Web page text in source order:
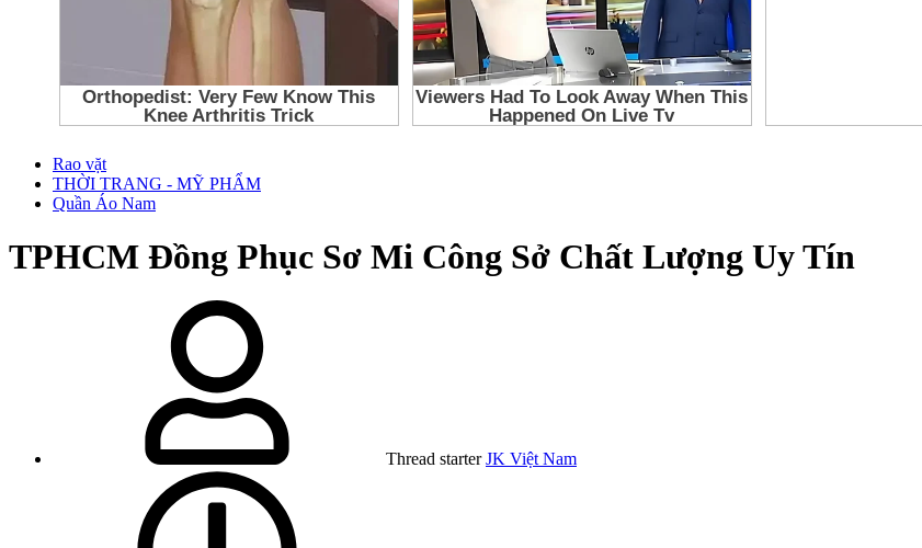
Rao vặt
THỜI TRANG - MỸ PHẨM
Quần Áo Nam
TPHCM Đồng Phục Sơ Mi Công Sở Chất Lượng Uy Tín
Thread starter JK Việt Nam